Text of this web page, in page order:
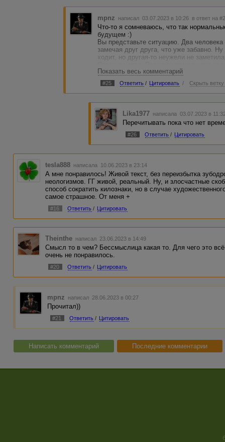
mpnz написал 03.07.2023 в 10:26 в ответ на
Что-то я сомневаюсь, что так
будущем :)
Вы представьте ситуацию. Два
замечая друг друга, что уже забавно.
ходит, но другая-то неужели не
- вздрогнуть от неожиданности
- Ой!
- Блин! (или покрепче)
- Извините
- улыбнуться (если свое настроение и
И что-то подобное. А она выдает
Ой, я продублировал розового. Ну
Показать весь комментарий
#25 Ответить / Цитировать / Скрыть ветку
Lika1977 написала 03.07.2023 в
Перечитывать пока что нет
#26 Ответить / Цитировать
tesla888 написала 10.06.2023 в 23:14
А мне понравилось! Живой текст, без переизбытка
неологизмов. ГГ живой, реальный. Ну, и злосчастные
способ сократить килознаки, но в случае
самое страшное. От меня +
#16 Ответить / Цитировать
Theinthe написал 23.06.2023 в 14:49
Смысл то в чем? Бессмыслица какая то. Для чего это
очень не понравилось.
#20 Ответить / Цитировать
mpnz написал 28.06.2023 в 00:27
Прочитал))
#21 Ответить / Цитировать
Написать комментарий Последние комментарии